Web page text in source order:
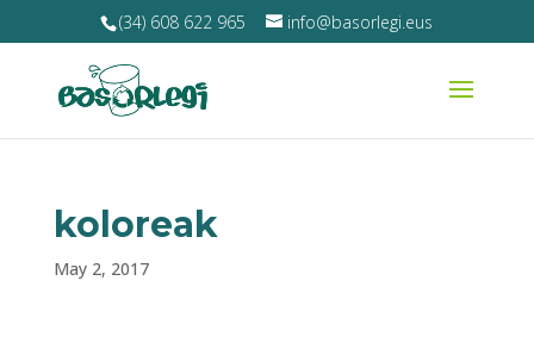
(34) 608 622 965 info@basorlegi.eus
koloreak
May 2, 2017